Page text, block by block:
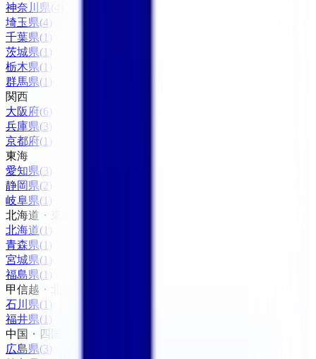
神奈川県
埼玉県(4)
千葉県(1 )
茨城県(1 )
栃木県(1
群馬県(1
関西
大阪府(6
兵庫県(3
京都府(1
東海
愛知県(3
静岡県(2
岐阜県(1
北海道・東北
北海道(1
青森県(1
宮城県(1
福島県(1
甲信越・北陸
石川県(1
福井県(1
中国・四国
広島県(3